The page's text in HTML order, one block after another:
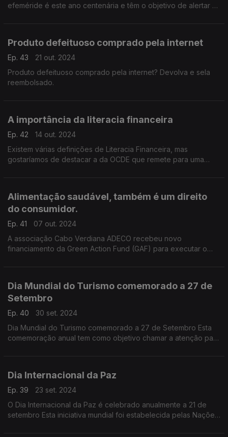
efeméride é este ano centenária e têm o objetivo de alertar os
Produto defeituoso comprado pela internet
Ep. 43
21 out. 2024
Produto defeituoso comprado pela internet? Devolva e sela
reembolsado.
A importância da literacia financeira
Ep. 42
14 out. 2024
Existem várias definições de Literacia Financeira, mas
gostaríamos de destacar a da OCDE que remete para uma
Alimentação saudável, também é um direito
do consumidor.
Ep. 41
07 out. 2024
A associação Cabo Verdiana ADECO recebeu novo
financiamento da Green Action Fund (GAF) para executar o
Dia Mundial do Turismo comemorado a 27 de
Setembro
Ep. 40
30 set. 2024
Dia Mundial do Turismo comemorado a 27 de Setembro Esta
comemoração anual tem como objetivo chamar a atenção para
Dia Internacional da Paz
Ep. 39
23 set. 2024
O Dia Internacional da Paz é celebrado anualmente a 21 de
setembro Esta iniciativa mundial foi estabelecida pelas Nações